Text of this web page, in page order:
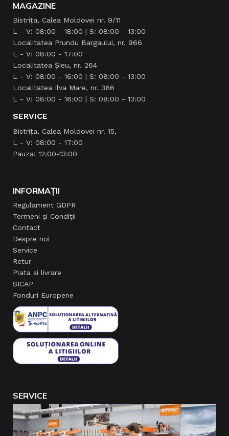
MAGAZINE
Bistrița, Calea Moldovei nr. 9/11
L - V: 08:00 - 18:00 | S: 08:00 - 13:00
Localitatea Prundu Bargaului, nr. 966
L - V: 08:00 - 17:00
Localitatea Şieu, nr. 264
L - V: 08:00 - 16:00 | S: 08:00 - 13:00
Localitatea Ilva Mare, nr. 366
L - V: 08:00 - 16:00 | S: 08:00 - 13:00
SERVICE
Bistrița, Calea Moldovei nr. 15,
L - V: 08:00 - 17:00
Pauza: 12:00-13:00
INFORMAȚII
Regulament GDPR
Termeni și Condiții
Contact
Despre noi
Service
Retur
Plata si livrare
SICAP
Fonduri Europene
SERVICE